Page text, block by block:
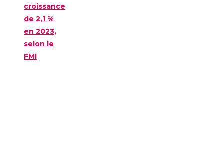
croissance
de 2,1 %
en 2023,
selon le
FMI